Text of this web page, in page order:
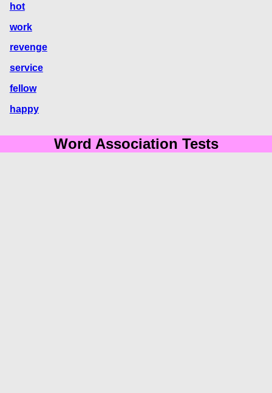
hot
work
revenge
service
fellow
happy
Word Association Tests